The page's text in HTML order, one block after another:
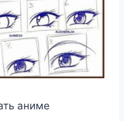
аниме